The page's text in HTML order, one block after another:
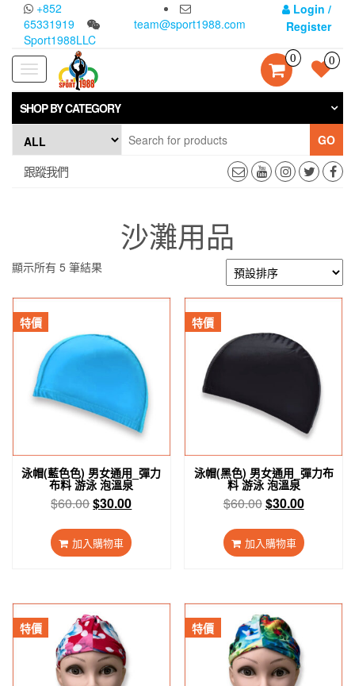
content
+852
65331919
Sport1988LLC
team@sport1988.com
Login /
Register
Toggle
navigation
0 0
SHOP BY CATEGORY
GO
跟蹤我們
沙灘用品
顯示所有 5 筆結果
特價
泳帽(藍色色) 男女通用_彈力
布料 游泳 泡溫泉
$60.00原
價
格：
$30.00目
價
加入購物車
特價
泳帽(黑色) 男女通用_彈力布
料 游泳 泡溫泉
$60.00原
價
格：
$30.00目
價
格：
加入購物車
特價 特價